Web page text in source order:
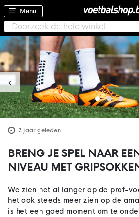
Menu
‹
2 jaar geleden
BRENG JE SPEL NAAR
NIVEAU MET
We zien het al langer op de prof-
het ook steeds meer zien op de
is het een goed moment om te